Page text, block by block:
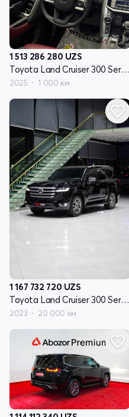
1 513 286 280 UZS
Toyota Land Cruiser 300 Series
2025 1 000 км
1 167 732 720 UZS
Toyota Land Cruiser 300 Series
2023 20 000 км